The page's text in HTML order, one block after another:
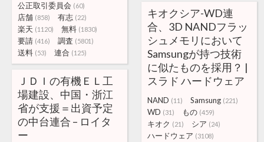
公正取引委員会 (60)
店舗 (858) 有志 (22)
楽天 (1120) 無料 (1830)
要請 (416) 調査 (5801)
送料 (53) 連合 (125)
キオクシア-WD連
合、3D NANDフラッ
シュメモリにおいて
Samsungが持つ技術
に似たものを採用？ |
スラド ハードウェア
NAND (11) Samsung (221)
WD (31) もの (459)
キオク (21) シア (24)
ハードウェア (3108)
ＪＤＩの有機ＥＬ工
場建設、中国・浙江
省が支援＝出資予定
の中台連合 – ロイタ
ー